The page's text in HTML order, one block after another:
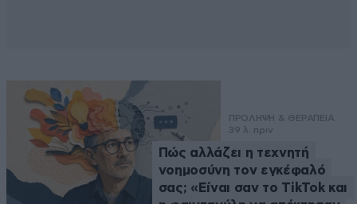
ΠΡΟΛΗΨΗ & ΘΕΡΑΠΕΙΑ
39 λ. πριν
Πώς αλλάζει η τεχνητή
νοημοσύνη τον εγκέφαλό
σας; «Είναι σαν το TikTok και